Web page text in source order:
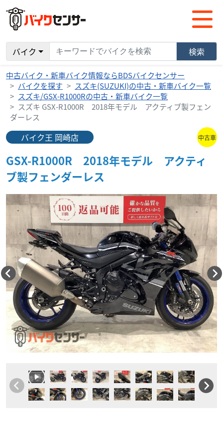
バイク 検索
中古バイク・新車バイク情報ならBDSバイクセンサー
バイクを探す
スズキ(SUZUKI)の中古・新車バイク一覧
スズキ/GSX-R1000Rの中古・新車バイク一覧
スズキ GSX-R1000R 2018年モデル アクティブ製フェン
ダーレス
バイク王 岡崎店 中古車
GSX-R1000R 2018年モデル アクティ
ブ製フェンダーレス